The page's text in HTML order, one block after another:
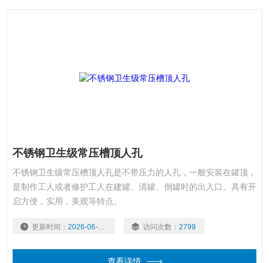
不锈钢卫生级常压槽顶人孔
不锈钢卫生级常压槽顶人孔是不带压力的人孔，一般安装在罐顶，
是制作工人或者修护工人在建罐、清罐、倒罐时的出入口。具有开
启方便，实用，美观等特点。
更新时间： 2026-06-16 访问次数： 2799